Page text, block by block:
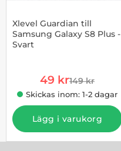
Xlevel Guardian till
Samsung Galaxy S8 Plus -
Svart
rea pris
49 krtidigare pris
149 kr
Skickas inom: 1-2 dagar
Lägg i varukorg